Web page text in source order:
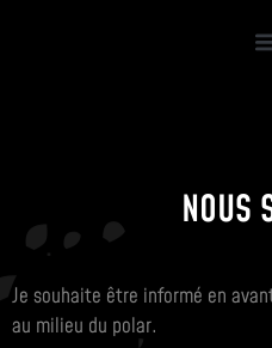
NOUS
Je souhaite être informé en
au milieu du polar.